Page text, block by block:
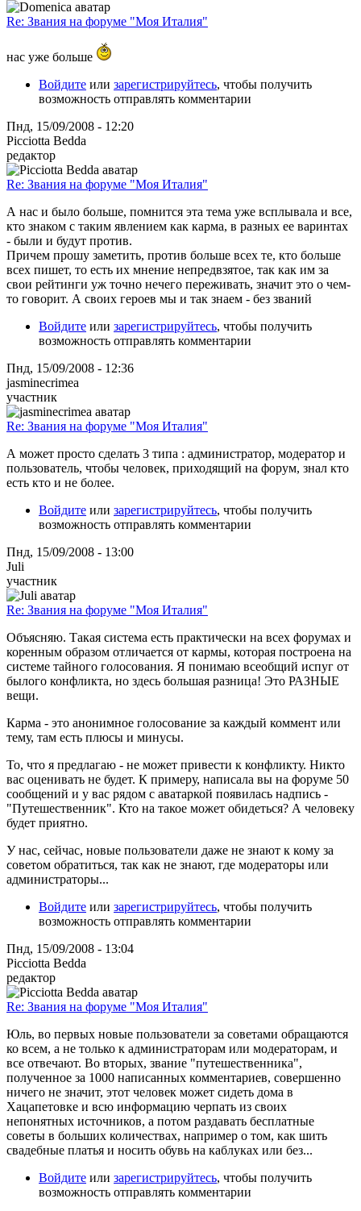
Re: Звания на форуме "Моя Италия"
нас уже больше
Войдите или зарегистрируйтесь, чтобы получить
возможность отправлять комментарии
Пнд, 15/09/2008 - 12:20
Picciotta Bedda
редактор
Re: Звания на форуме "Моя Италия"
А нас и было больше, помнится эта тема уже всплывала и все,
кто знаком с таким явлением как карма, в разных ее варинтах
- были и будут против.
Причем прошу заметить, против больше всех те, кто больше
всех пишет, то есть их мнение непредвзятое, так как им за
свои рейтинги уж точно нечего переживать, значит это о чем-
то говорит. А своих героев мы и так знаем - без званий
Войдите или зарегистрируйтесь, чтобы получить
возможность отправлять комментарии
Пнд, 15/09/2008 - 12:36
jasminecrimea
участник
Re: Звания на форуме "Моя Италия"
А может просто сделать 3 типа : администратор, модератор и
пользователь, чтобы человек, приходящий на форум, знал кто
есть кто и не более.
Войдите или зарегистрируйтесь, чтобы получить
возможность отправлять комментарии
Пнд, 15/09/2008 - 13:00
Juli
участник
Re: Звания на форуме "Моя Италия"
Объясняю. Такая система есть практически на всех форумах и
коренным образом отличается от кармы, которая построена на
системе тайного голосования. Я понимаю всеобщий испуг от
былого конфликта, но здесь большая разница! Это РАЗНЫЕ
вещи.
Карма - это анонимное голосование за каждый коммент или
тему, там есть плюсы и минусы.
То, что я предлагаю - не может привести к конфликту. Никто
вас оценивать не будет. К примеру, написала вы на форуме 50
сообщений и у вас рядом с аватаркой появилась надпись -
"Путешественник". Кто на такое может обидеться? А человеку
будет приятно.
У нас, сейчас, новые пользователи даже не знают к кому за
советом обратиться, так как не знают, где модераторы или
администраторы...
Войдите или зарегистрируйтесь, чтобы получить
возможность отправлять комментарии
Пнд, 15/09/2008 - 13:04
Picciotta Bedda
редактор
Re: Звания на форуме "Моя Италия"
Юль, во первых новые пользователи за советами обращаются
ко всем, а не только к администраторам или модераторам, и
все отвечают. Во вторых, звание "путешественника",
полученное за 1000 написанных комментариев, совершенно
ничего не значит, этот человек может сидеть дома в
Хацапетовке и всю информацию черпать из своих
непонятных источников, а потом раздавать бесплатные
советы в больших количествах, например о том, как шить
свадебные платья и носить обувь на каблуках или без...
Войдите или зарегистрируйтесь, чтобы получить
возможность отправлять комментарии